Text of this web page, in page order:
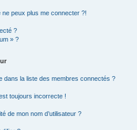
peux plus me connecter ?!
?
» ?
dans la liste des membres connectés ?
toujours incorrecte !
de mon nom d’utilisateur ?